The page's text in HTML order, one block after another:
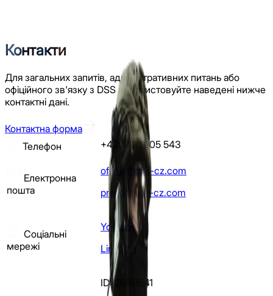
Контакти
Для загальних запитів, адміністративних питань або
офіційного зв'язку з DSS використовуйте наведені нижче
контактні дані.
Контактна форма
Телефон
+420 731 905 543
Електронна
пошта
office@dss-cz.com
press@dss-cz.com
Соціальні
мережі
Youtube
Linkedin
ID: 26161541